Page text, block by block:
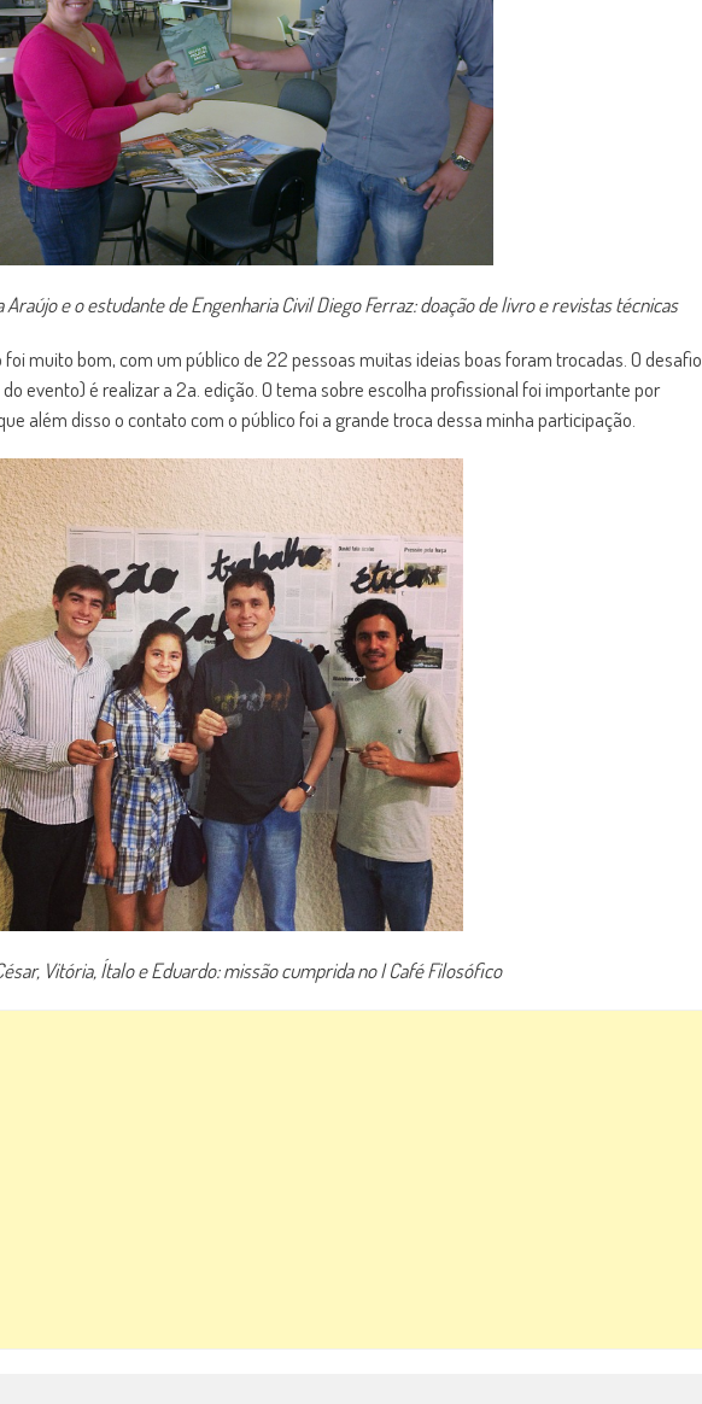
Araújo e o estudante de Engenharia Civil Diego Ferraz: doação de livro e revistas técnicas
muito bom, com um público de 22 pessoas muitas ideias boas foram trocadas. O desafio
evento) é realizar a 2a. edição. O tema sobre escolha profissional foi importante por
além disso o contato com o público foi a grande troca dessa minha participação.
Vitória, Ítalo e Eduardo: missão cumprida no I Café Filosófico